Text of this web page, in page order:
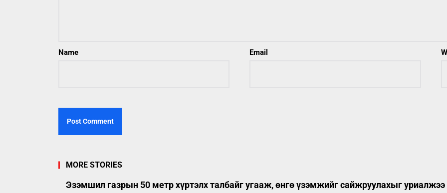
Name Email
MORE STORIES
Эзэмшил газрын 50 метр хүртэлх талбайг угааж, өнгө үзэмжийг сайжруулахыг уриалжээ